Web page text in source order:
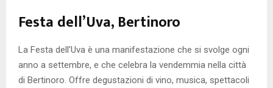
Festa dell’Uva, Bertinoro
La Festa dell’Uva è una manifestazione che si svolge ogni
anno a settembre, e che celebra la vendemmia nella città
di Bertinoro. Offre degustazioni di vino, musica, spettacoli